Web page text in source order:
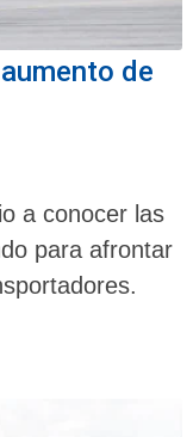
de
a conocer las
para afrontar